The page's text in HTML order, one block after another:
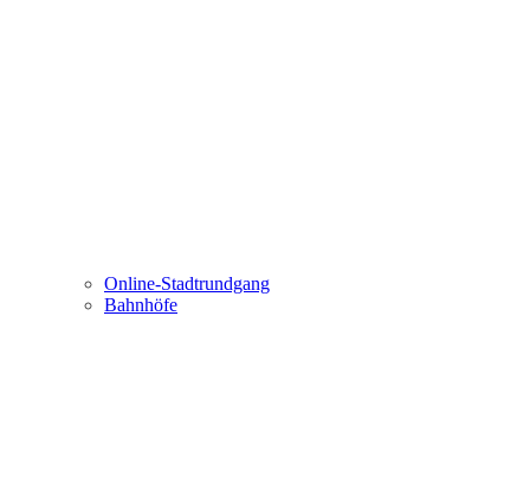
Online-Stadtrundgang
Bahnhöfe